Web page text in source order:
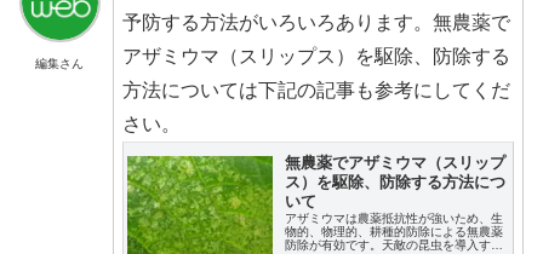
編集さん
予防する方法がいろいろあります。無農薬で
アザミウマ（スリップス）を駆除、防除する
方法については下記の記事も参考にしてくだ
さい。
無農薬でアザミウマ（スリップ
ス）を駆除、防除する方法につ
いて
アザミウマは農薬抵抗性が強いため、生
物的、物理的、耕種的防除による無農薬
防除が有効です。天敵の昆虫を導入する